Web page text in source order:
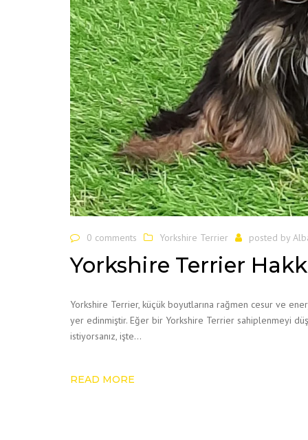
0 comments Yorkshire Terrier posted by
Yorkshire Terrier
Yorkshire Terrier, küçük boyutlarına rağmen cesur ve
yer edinmiştir. Eğer bir Yorkshire Terrier sahiplenmeyi
istiyorsanız, işte…
READ MORE